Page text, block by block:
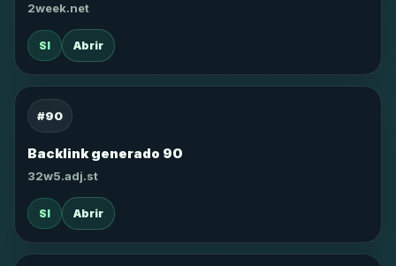
2week.net
SI Abrir
#90
Backlink generado 90
32w5.adj.st
SI Abrir